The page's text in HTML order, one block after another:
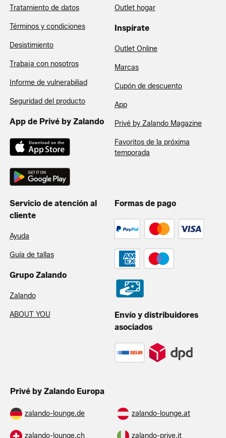
Tratamiento de datos
Términos y condiciones
Desistimiento
Trabaja con nosotros
Informe de vulnerabiliad
Seguridad del producto
App de Privé by Zalando
Outlet hogar
Inspírate
Outlet Online
Marcas
Cupón de descuento
App
Privé by Zalando Magazine
Favoritos de la próxima
temporada
Servicio de atención al
cliente
Ayuda
Guía de tallas
Grupo Zalando
Zalando
ABOUT YOU
Formas de pago
Envío y distribuidores
asociados
Privé by Zalando Europa
zalando-lounge.de zalando-lounge.at
zalando-lounge.ch zalando-prive.it